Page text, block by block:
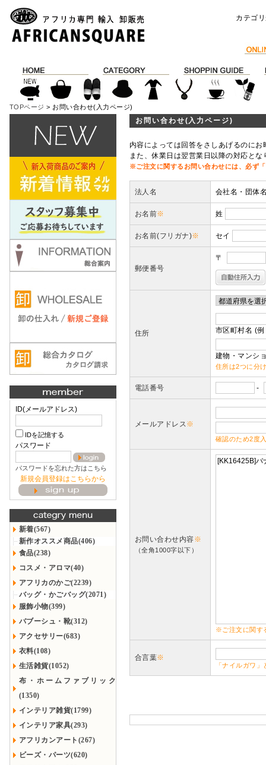
カテゴ
TOPページ > お問い合わせ(入力ページ)
ID(メールアドレス)
IDを記憶する
パスワード
パスワードを忘れた方はこちら
新規会員登録はこちらから
新着(567)
新作オススメ商品(406)
食品(238)
コスメ・アロマ(40)
アフリカのかご(2239)
バッグ・かごバッグ(2071)
服飾小物(399)
バブーシュ・靴(312)
アクセサリー(683)
衣料(108)
生活雑貨(1052)
布・ホームファブリック
(1350)
インテリア雑貨(1799)
インテリア家具(293)
アフリカンアート(267)
ビーズ・パーツ(620)
お問い合わせ(入力ページ)
内容によっては回答をさしあげるのに
また、休業日は翌営業日以降の対応と
※ご注文に関するお問い合わせには、必ず
法人名 会社名・団体
お名前※ 姓
お名前(フリガナ)※ セイ
郵便番号
〒
住所 市区町村名 (
建物・マンシ
住所は2つに分
電話番号 -
メールアドレス※
確認のため2度
お問い合わせ内容※
（全角1000字以下）
※ご注文に関す
合言葉※
「ナイルガワ